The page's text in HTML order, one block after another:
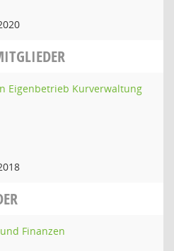
Eigenbetrieb Kurverwaltung
Finanzen